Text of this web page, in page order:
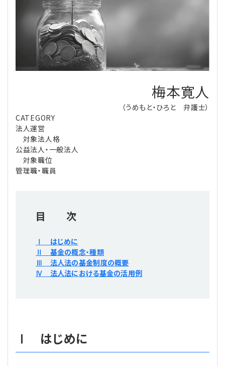
評議員会・社員総会
理事・監事
評議員
法改正-法人運営
定期提出書類
会計処理
電子帳簿保存法
労務管理
給与計算
利益相反取引
カレンダー
NEWS・TOPIC・特報
【連載】会計相談室
【連載】公益法人運営実務の処方箋
【連載】公益法人会計検定試験一問一答
【連載】これからの時代の資産運用
【連載】採用・定着・育成のための人事戦略
【連載】事例に学ぶ立入検査で想定される指摘事項
【連載】シェアコモン200 誌上相談室
【連載】実務と税務のポイント
【連載】事務局だよりPLUS
【連載】非営利法人AtoZei
公益・一般法人オンラインとは
登録案内
お問合せ
プライバシーポリシー
梅本寛人
（うめもと・ひろと 弁護士）
CATEGORY
法人運営
対象法人格
公益法人・一般法人
対象職位
管理職・職員
目 次
Ⅰ はじめに
Ⅱ 基金の概念・種類
Ⅲ 法人法の基金制度の概要
Ⅳ 法人法における基金の活用例
Ⅰ はじめに